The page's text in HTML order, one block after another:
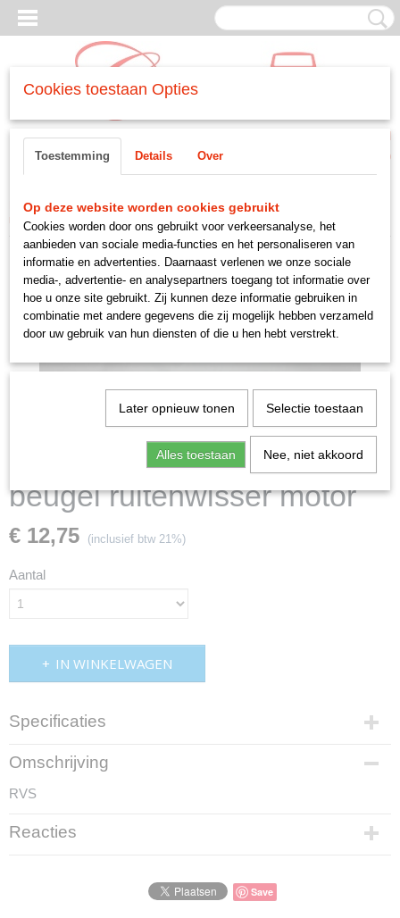
Inloggen Registreren
(0)
Home>CARROSSERIE>-ruitenwissers en sproeiers>
motor
beugel ruitenwisser motor
€ 12,75 (inclusief btw 21%)
Aantal
IN WINKELWAGEN
Specificaties
Productcode
cmo37h4836
EAN code
Omschrijving
RVS
Reacties
Save
Cookies toestaan Opties
Toestemming Details Over
Op deze website worden cookies gebruikt
Cookies worden door ons gebruikt voor verkeersanalyse, het
aanbieden van sociale media-functies en het personaliseren van
informatie en advertenties. Daarnaast verlenen we onze sociale
media-, advertentie- en analysepartners toegang tot informatie over
hoe u onze site gebruikt. Zij kunnen deze informatie gebruiken in
combinatie met andere gegevens die zij mogelijk hebben verzameld
door uw gebruik van hun diensten of die u hen hebt verstrekt.
Later opnieuw tonen Selectie toestaan
Alles toestaan Nee, niet akkoord